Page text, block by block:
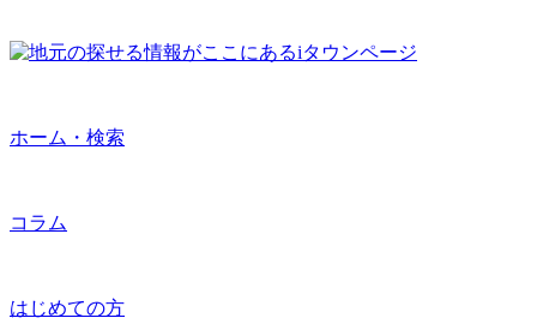
ホーム・検索
コラム
はじめての方